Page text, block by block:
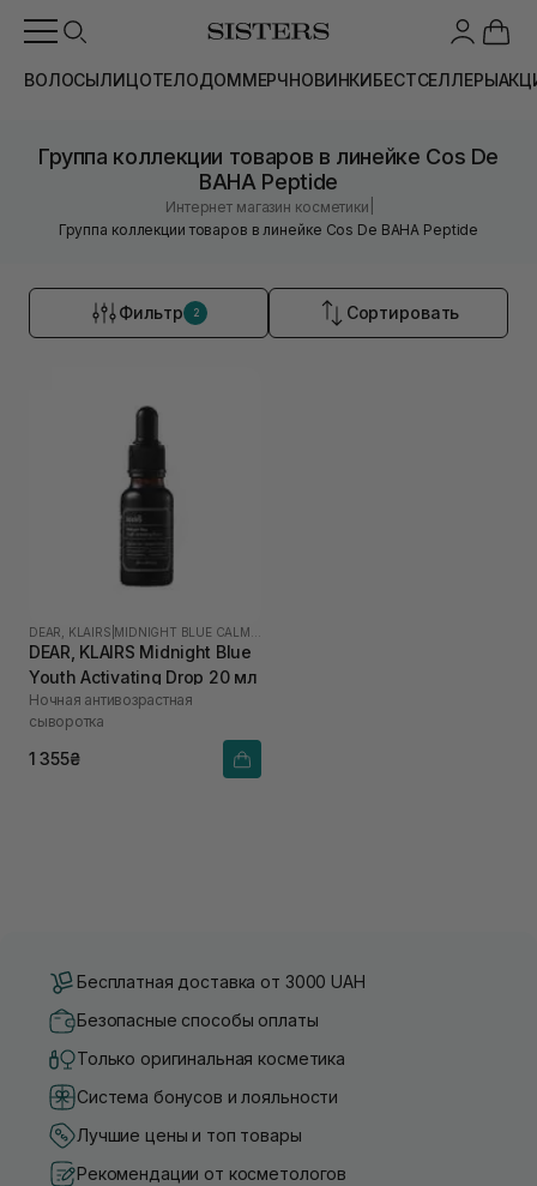
ВОЛОСЫЛИЦОТЕЛОДОММЕРЧНОВИНКИБЕСТСЕЛЛЕРЫ
Группа коллекции товаров в линейке Cos De
BAHA Peptide
Интернет магазин косметики
Группа коллекции товаров в линейке Cos De BAHA Peptide
Фильтр 2 Сортировать
DEAR, KLAIRS
DEAR, KLAIRS Midnight Blue
Youth Activating Drop 20 мл
Ночная антивозрастная
сыворотка
1 355₴
Бесплатная доставка от 3000 UAH
Безопасные способы оплаты
Только оригинальная косметика
Система бонусов и лояльности
Лучшие цены и топ товары
Рекомендации от косметологов